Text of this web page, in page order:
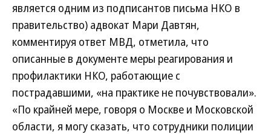
является одним из подписантов письма НКО в
правительство) адвокат Мари Давтян,
комментируя ответ МВД, отметила, что
описанные в документе меры реагирования и
профилактики НКО, работающие с
пострадавшими, «на практике не почувствовали».
«По крайней мере, говоря о Москве и Московской
области, я могу сказать, что сотрудники полиции